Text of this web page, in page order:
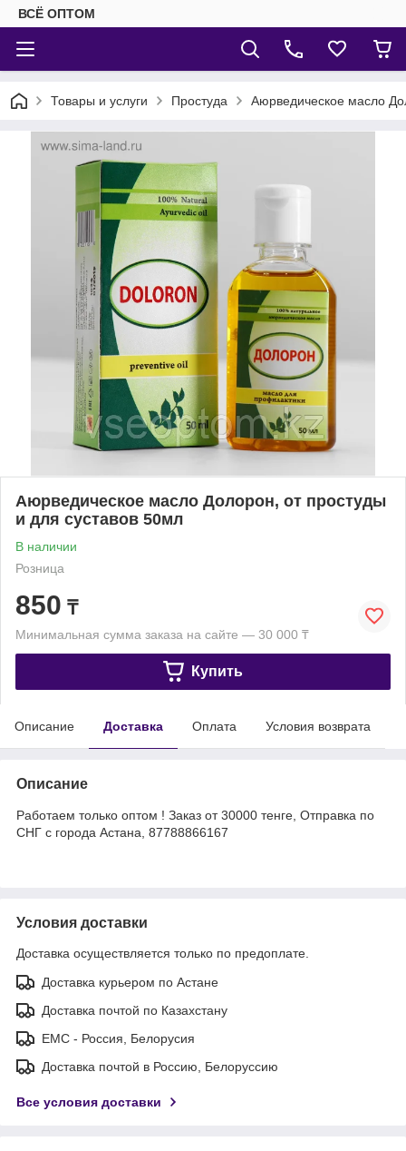
ВСЁ ОПТОМ
Товары и услуги Простуда Аюрведическое масло
Аюрведическое масло Долорон, от простуды
и для суставов 50мл
В наличии
Розница
850 ₸
Минимальная сумма заказа на сайте — 30 000 ₸
Купить
Описание Доставка Оплата Условия возврата
Описание
Работаем только оптом ! Заказ от 30000 тенге, Отправка по
СНГ с города Астана, 87788866167
Условия доставки
Доставка осуществляется только по предоплате.
Доставка курьером по Астане
Доставка почтой по Казахстану
ЕМС - Россия, Белорусия
Доставка почтой в Россию, Белоруссию
Все условия доставки